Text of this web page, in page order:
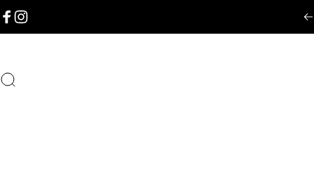
Zoekopdracht